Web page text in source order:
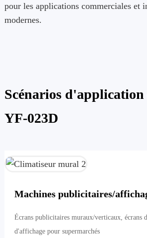
pour les applications commerciales et
modernes.
Scénarios d'application
YF-023D
Machines publicitaires/
Écrans publicitaires muraux/verticaux, écrans
d'affichage pour supermarchés